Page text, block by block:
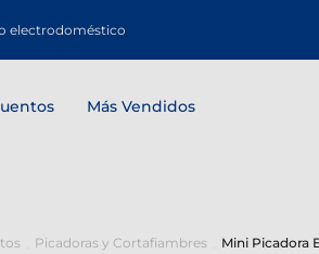
electrodoméstico
Más Vendidos
Picadoras y Cortafiambres Mini Picadora